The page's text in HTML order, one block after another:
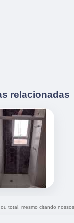
relacionadas
total, mesmo citando